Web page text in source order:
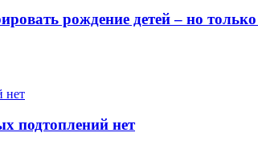
рождение детей – но
подтоплений нет